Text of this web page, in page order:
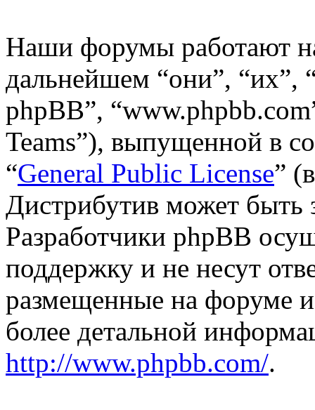
Наши форумы работают
дальнейшем “они”, “их”,
phpBB”,
Teams”), выпущенной в
“General Public License”
Дистрибутив может быть
Разработчики phpBB
поддержку и не несут
размещенные на форуме
более детальной
http://www.phpbb.com/.